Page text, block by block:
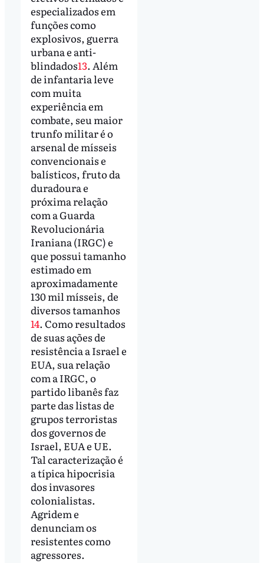
especializados em
funções como
explosivos, guerra
urbana e anti-
blindados13. Além
de infantaria leve
com muita
experiência em
combate, seu maior
trunfo militar é o
arsenal de mísseis
convencionais e
balísticos, fruto da
duradoura e
próxima relação
com a Guarda
Revolucionária
Iraniana (IRGC) e
que possui tamanho
estimado em
aproximadamente
130 mil mísseis, de
diversos tamanhos
14. Como resultados
de suas ações de
resistência a Israel e
EUA, sua relação
com a IRGC, o
partido libanês faz
parte das listas de
grupos terroristas
dos governos de
Israel, EUA e UE.
Tal caracterização é
a típica hipocrisia
dos invasores
colonialistas.
Agridem e
denunciam os
resistentes como
agressores.